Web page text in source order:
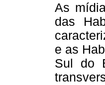
As
das
e as
Sul do